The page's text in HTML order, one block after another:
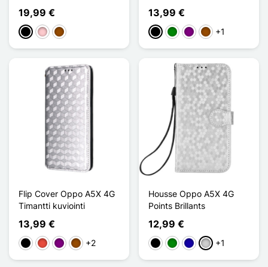
19,99 €
MustaPinkkiRuskea
13,99 €
MustaVihreäVioletRuskea
+1
Flip Cover Oppo A5X 4G
Timantti kuviointi
13,99 €
MustaPunainen
VioletRuskea
+2
Housse Oppo A5X 4G
Points Brillants
12,99 €
MustaVihreäBleu Foncé
Argenté
+1